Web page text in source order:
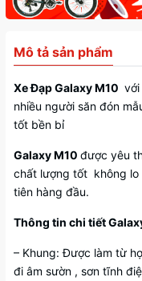
Mô tả sản phẩm
Xe Đạp Galaxy M10
nhiều người săn đón
tốt bền bỉ
Galaxy M10 được yêu
chất lượng tốt không lo
tiên hàng đầu.
Thông tin chi tiết
– Khung: Được làm từ
đi âm sườn , sơn tĩnh